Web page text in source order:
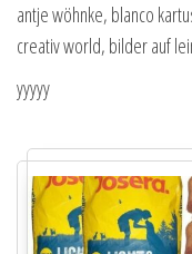
antje wöhnke, blanco
creativ world, bilder auf
yyyyy